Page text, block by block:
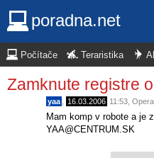
poradna.net
Počítače Teraristika
Zamknute registre
yaa 16.03.2006 11:53
Mam komp v robote a je
YAA@CENTRUM.SK